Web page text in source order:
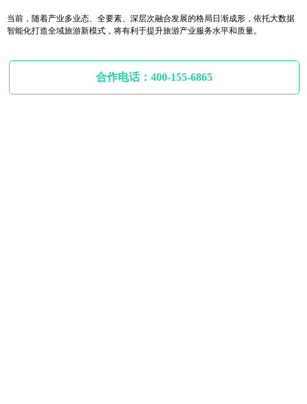
当前，随着产业多业态、全要素、深层次融合发展的格局日渐成形，依托大数据
智能化打造全域旅游新模式，将有利于提升旅游产业服务水平和质量。
合作电话：400-155-6865